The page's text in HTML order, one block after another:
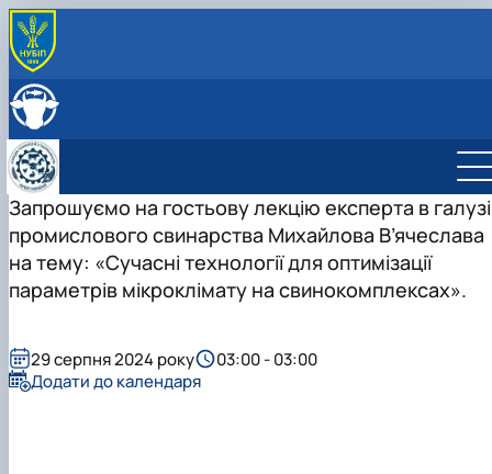
ПРО КАФЕДРУ
Співпраця з роботодавцями
Відеотур кафедрою
ОСВІТНЯ ДІЯЛЬНІСТЬ
Навчальні лабораторії
Сертифікатні курси
Фотогалерея
Робочі програми
Практика студентів
НАУКОВА ДІЯЛЬНІСТЬ
Наукова робота
Дорадча діяльність
Наукові гуртки
Підготовка аспірантів та докторантів
Наукові здобутки кафедри
МІЖНАРОДНА ДІЯЛЬНІСТЬ
Запрошуємо на гостьову лекцію експерта в галузі
промислового свинарства Михайлова В’ячеслава
на тему: «Сучасні технології для оптимізації
параметрів мікроклімату на свинокомплексах».
29 серпня 2024 року
03:00 - 03:00
Додати до календаря